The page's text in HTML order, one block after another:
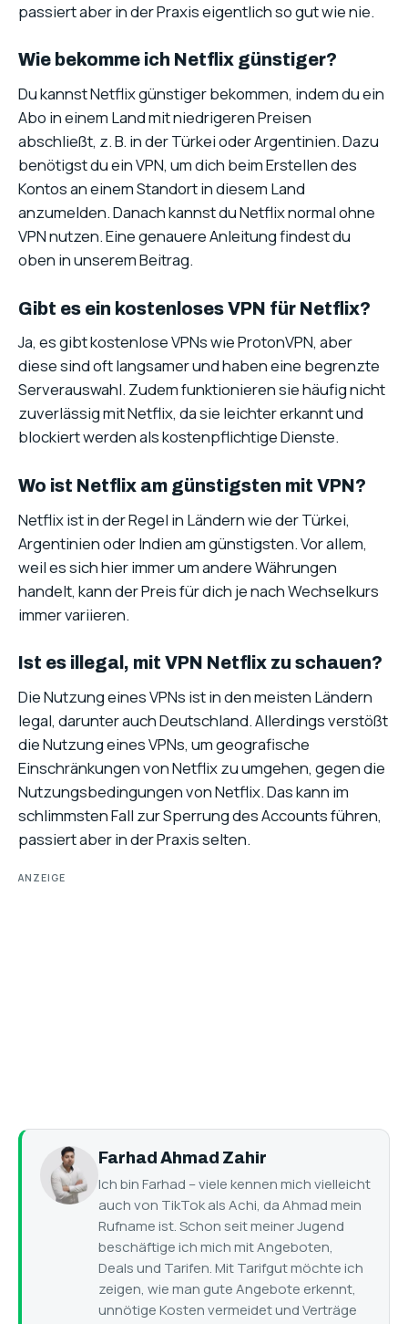
passiert aber in der Praxis eigentlich so gut wie nie.
Wie bekomme ich Netflix günstiger?
Du kannst Netflix günstiger bekommen, indem du ein
Abo in einem Land mit niedrigeren Preisen
abschließt, z. B. in der Türkei oder Argentinien. Dazu
benötigst du ein VPN, um dich beim Erstellen des
Kontos an einem Standort in diesem Land
anzumelden. Danach kannst du Netflix normal ohne
VPN nutzen. Eine genauere Anleitung findest du
oben in unserem Beitrag.
Gibt es ein kostenloses VPN für Netflix?
Ja, es gibt kostenlose VPNs wie ProtonVPN, aber
diese sind oft langsamer und haben eine begrenzte
Serverauswahl. Zudem funktionieren sie häufig nicht
zuverlässig mit Netflix, da sie leichter erkannt und
blockiert werden als kostenpflichtige Dienste.
Wo ist Netflix am günstigsten mit VPN?
Netflix ist in der Regel in Ländern wie der Türkei,
Argentinien oder Indien am günstigsten. Vor allem,
weil es sich hier immer um andere Währungen
handelt, kann der Preis für dich je nach Wechselkurs
immer variieren.
Ist es illegal, mit VPN Netflix zu schauen?
Die Nutzung eines VPNs ist in den meisten Ländern
legal, darunter auch Deutschland. Allerdings verstößt
die Nutzung eines VPNs, um geografische
Einschränkungen von Netflix zu umgehen, gegen die
Nutzungsbedingungen von Netflix. Das kann im
schlimmsten Fall zur Sperrung des Accounts führen,
passiert aber in der Praxis selten.
ANZEIGE
Farhad Ahmad Zahir
Ich bin Farhad – viele kennen mich vielleicht
auch von TikTok als Achi, da Ahmad mein
Rufname ist. Schon seit meiner Jugend
beschäftige ich mich mit Angeboten,
Deals und Tarifen. Mit Tarifgut möchte ich
zeigen, wie man gute Angebote erkennt,
unnötige Kosten vermeidet und Verträge